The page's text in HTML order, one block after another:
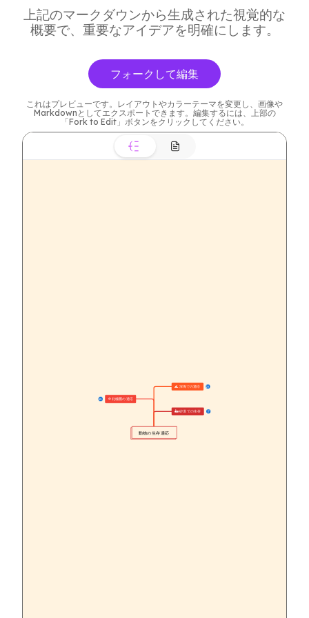
上記のマークダウンから生成された視覚的な
概要で、重要なアイデアを明確にします。
フォークして編集
これはプレビューです。レイアウトやカラーテーマを変更し、画像や
Markdownとしてエクスポートできます。編集するには、上部の
「Fork to Edit」ボタンをクリックしてください。
🏜️ 砂漠での生存 17
❄️ 北極圏の適応
21
🌊 深海での適応 20
動物の生存適応